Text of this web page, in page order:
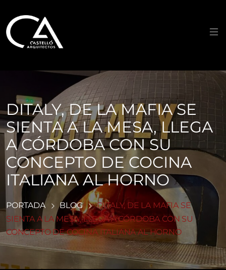
contenido
DITALY, DE LA MAFIA SE
SIENTA A LA MESA, LLEGA
A CÓRDOBA CON SU
CONCEPTO DE COCINA
ITALIANA AL HORNO
PORTADA BLOG
DITALY, DE LA MAFIA SE
SIENTA A LA MESA, LLEGA A CÓRDOBA CON SU
CONCEPTO DE COCINA ITALIANA AL HORNO